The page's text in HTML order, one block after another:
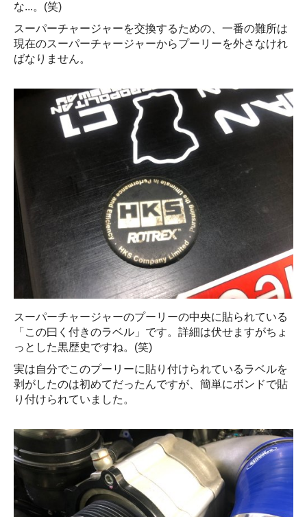
な...。(笑)
スーパーチャージャーを交換するための、一番の難所は
現在のスーパーチャージャーからプーリーを外さなけれ
ばなりません。
スーパーチャージャーのプーリーの中央に貼られている
「この曰く付きのラベル」です。詳細は伏せますがちょ
っとした黒歴史ですね。(笑)
実は自分でこのプーリーに貼り付けられているラベルを
剥がしたのは初めてだったんですが、簡単にボンドで貼
り付けられていました。